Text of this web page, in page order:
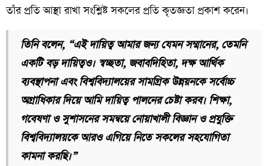
তাঁর প্রতি আস্থা রাখা সংশ্লিষ্ট সকলের প্রতি কৃতজ্ঞতা প্রকাশ করেন।
তিনি বলেন, “এই দায়িত্ব আমার জন্য যেমন সম্মানের, তেমনি
একটি বড় দায়িত্বও। স্বচ্ছতা, জবাবদিহিতা, দক্ষ আর্থিক
ব্যবস্থাপনা এবং বিশ্ববিদ্যালয়ের সামগ্রিক উন্নয়নকে সর্বোচ্চ
অগ্রাধিকার দিয়ে আমি দায়িত্ব পালনের চেষ্টা করব। শিক্ষা,
গবেষণা ও সুশাসনের সমন্বয়ে নোয়াখালী বিজ্ঞান ও প্রযুক্তি
বিশ্ববিদ্যালয়কে আরও এগিয়ে নিতে সকলের সহযোগিতা
কামনা করছি।”